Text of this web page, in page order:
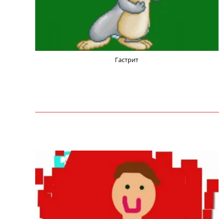
Гастрит